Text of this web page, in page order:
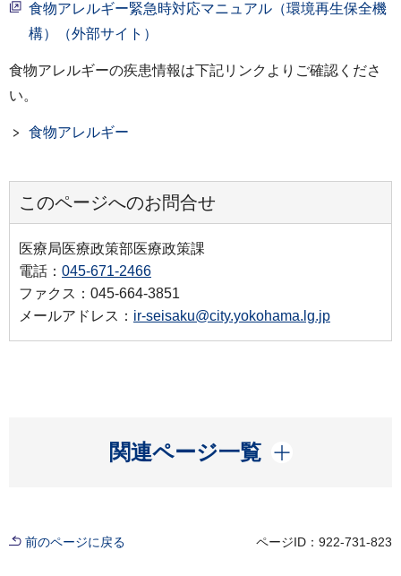
食物アレルギー緊急時対応マニュアル（環境再生保全機
構）（外部サイト）
食物アレルギーの疾患情報は下記リンクよりご確認くださ
い。
食物アレルギー
このページへのお問合せ
医療局医療政策部医療政策課
電話： 045-671-2466
ファクス：045-664-3851
メールアドレス： ir-seisaku@city.yokohama.lg.jp
関連ページ一覧
開く
前のページに戻る ページID：922-731-823